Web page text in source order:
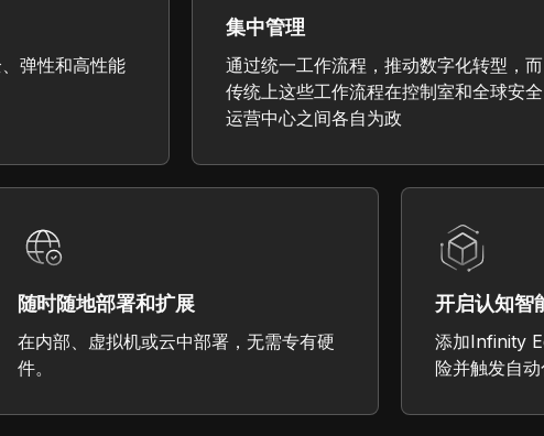
弹性和高性能
集中管理
通过统一工作流程，推动数字化转型，而
传统上这些工作流程在控制室和全球安全
运营中心之间各自为政
随时随地部署和扩展
在内部、虚拟机或云中部署，无需专有硬
件。
开启认知智
添加Infinity
险并触发自动